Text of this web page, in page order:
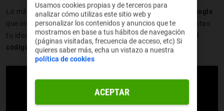
Lo más interesante es quese basa en Gemini, la IA de Google
que interpreta lo que escribes en lenguaje natural. Tú cuentas
tu idea como si estuvieras hablando, yella genera todo el
código por ti. Fácil, ¿verdad?
Usamos cookies propias y de terceros para
analizar cómo utilizas este sitio web y
personalizar los contenidos y anuncios que te
mostramos en base a tus hábitos de navegación
(páginas visitadas, frecuencia de acceso, etc) Si
quieres saber más, echa un vistazo a nuestra
política de cookies
ACEPTAR